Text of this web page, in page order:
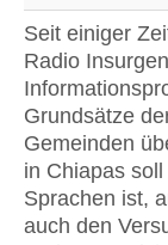
Seit einiger
Radio
Grundsätze
Gemeinden
in Chiapas
Sprachen ist,
auch den